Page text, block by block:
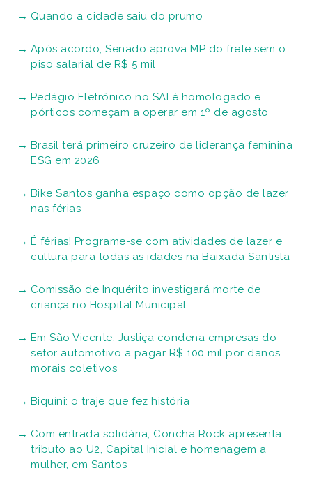
Quando a cidade saiu do prumo
Após acordo, Senado aprova MP do frete sem o
piso salarial de R$ 5 mil
Pedágio Eletrônico no SAI é homologado e
pórticos começam a operar em 1º de agosto
Brasil terá primeiro cruzeiro de liderança feminina
ESG em 2026
Bike Santos ganha espaço como opção de lazer
nas férias
É férias! Programe-se com atividades de lazer e
cultura para todas as idades na Baixada Santista
Comissão de Inquérito investigará morte de
criança no Hospital Municipal
Em São Vicente, Justiça condena empresas do
setor automotivo a pagar R$ 100 mil por danos
morais coletivos
Biquíni: o traje que fez história
Com entrada solidária, Concha Rock apresenta
tributo ao U2, Capital Inicial e homenagem a
mulher, em Santos